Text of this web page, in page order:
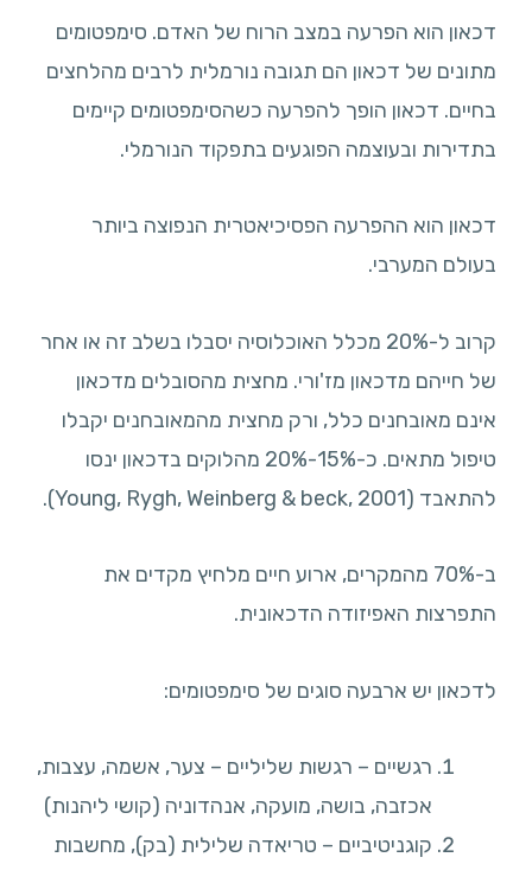
דכאון הוא הפרעה במצב הרוח של האדם. סימפטומים
מתונים של דכאון הם תגובה נורמלית לרבים מהלחצים
בחיים. דכאון הופך להפרעה כשהסימפטומים קיימים
בתדירות ובעוצמה הפוגעים בתפקוד הנורמלי.
דכאון הוא ההפרעה הפסיכיאטרית הנפוצה ביותר
בעולם המערבי.
קרוב ל-20% מכלל האוכלוסיה יסבלו בשלב זה או אחר
של חייהם מדכאון מז'ורי. מחצית מהסובלים מדכאון
אינם מאובחנים כלל, ורק מחצית מהמאובחנים יקבלו
טיפול מתאים. כ-15%-20% מהלוקים בדכאון ינסו
להתאבד (Young, Rygh, Weinberg & beck, 2001).
ב-70% מהמקרים, ארוע חיים מלחיץ מקדים את
התפרצות האפיזודה הדכאונית.
לדכאון יש ארבעה סוגים של סימפטומים:
רגשיים – רגשות שליליים – צער, אשמה, עצבות,
אכזבה, בושה, מועקה, אנהדוניה (קושי ליהנות)
קוגניטיביים – טריאדה שלילית (בק), מחשבות